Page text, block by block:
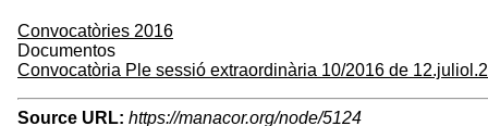
Convocatòries 2016
Documentos
Convocatòria Ple sessió extraordinària 10/2016 de
Source URL: https://manacor.org/node/5124